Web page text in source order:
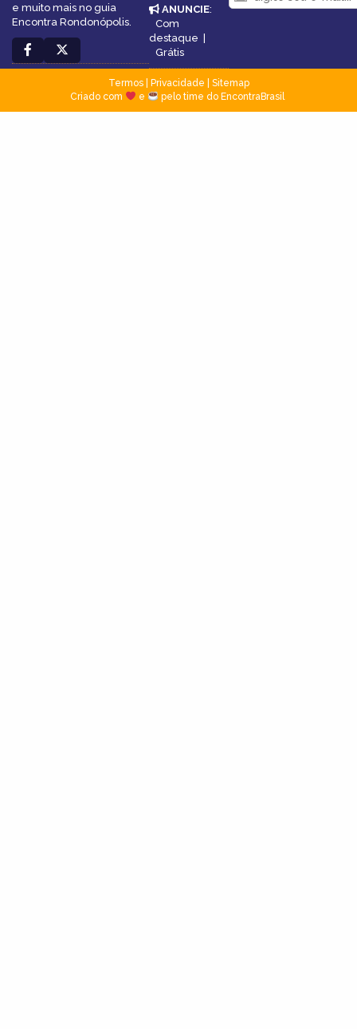
e muito mais no guia
Encontra Rondonópolis.
ANUNCIE:
Com
destaque |
Grátis
Termos| Privacidade
Sitemap
Criado com
e pelo time do EncontraBrasil